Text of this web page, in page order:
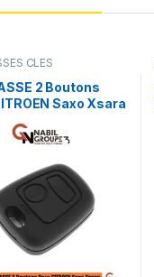
CLES
2 Boutons
Saxo Xsara